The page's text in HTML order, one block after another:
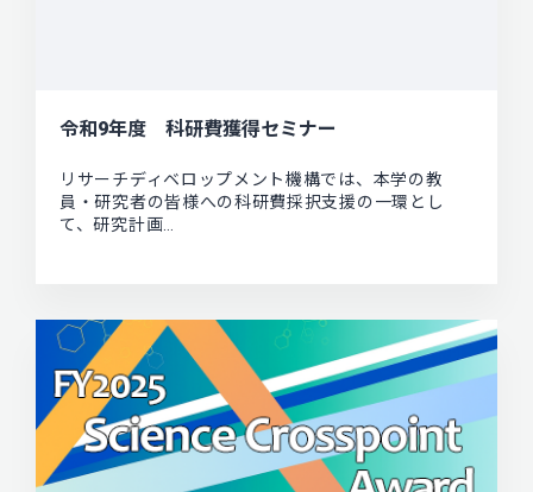
令和9年度 科研費獲得セミナー
リサーチディベロップメント機構では、本学の教
員・研究者の皆様への科研費採択支援の一環とし
て、研究計画…